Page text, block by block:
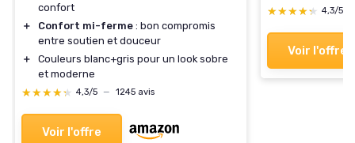
confort
＋
Confort mi-ferme : bon compromis
entre soutien et douceur
＋
Couleurs blanc+gris pour un look sobre
et moderne
★★★★★
★★★★★ 4,3/5 — 1245 avis
Voir l'offre
★★★★★
★★★★★ 4,3/5
Voir l'offre